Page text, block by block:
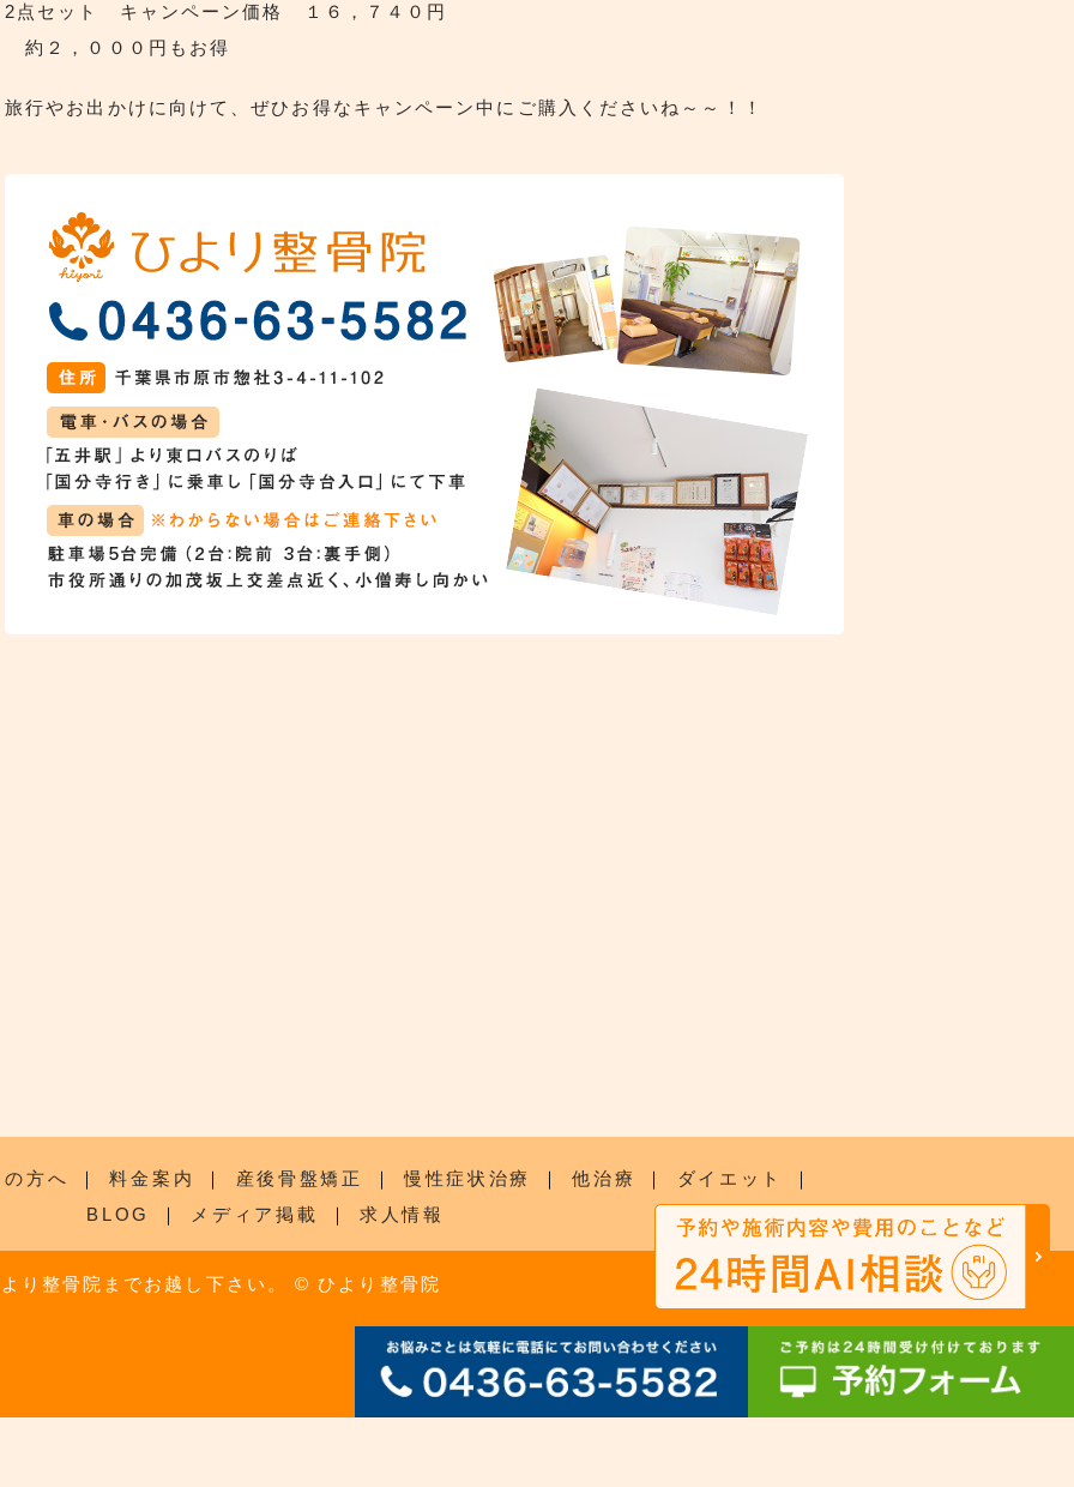
2点セット キャンペーン価格 １６，７４０円
約２，０００円もお得
旅行やお出かけに向けて、ぜひお得なキャンペーン中にご購入くださいね～～！！
方へ ｜ 料金案内 ｜ 産後骨盤矯正 ｜ 慢性症状治療 ｜ 他治療 ｜ ダイエット
｜
BLOG
｜ メディア掲載 ｜ 求人情報
り整骨院までお越し下さい。 © ひより整骨院 SITEMAP